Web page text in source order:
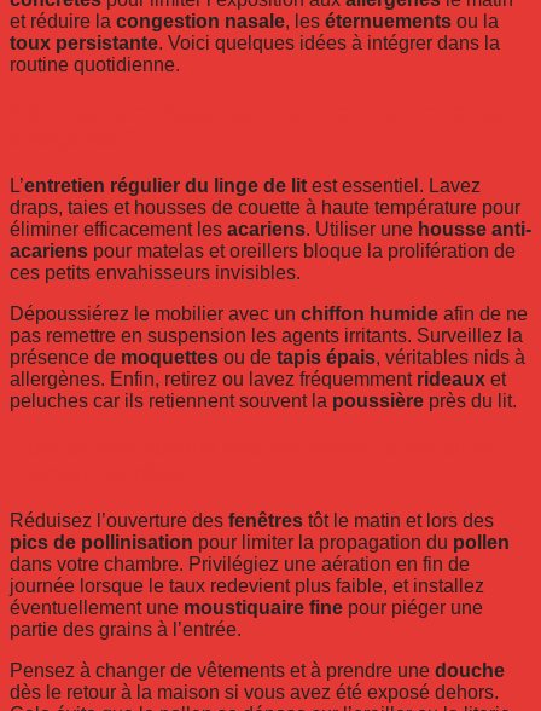
et réduire la congestion nasale, les éternuements ou la
toux persistante. Voici quelques idées à intégrer dans la
routine quotidienne.
L’entretien régulier du linge de lit est essentiel. Lavez
draps, taies et housses de couette à haute température pour
éliminer efficacement les acariens. Utiliser une housse anti-
acariens pour matelas et oreillers bloque la prolifération de
ces petits envahisseurs invisibles.
Dépoussiérez le mobilier avec un chiffon humide afin de ne
pas remettre en suspension les agents irritants. Surveillez la
présence de moquettes ou de tapis épais, véritables nids à
allergènes. Enfin, retirez ou lavez fréquemment rideaux et
peluches car ils retiennent souvent la poussière près du lit.
Réduisez l’ouverture des fenêtres tôt le matin et lors des
pics de pollinisation pour limiter la propagation du pollen
dans votre chambre. Privilégiez une aération en fin de
journée lorsque le taux redevient plus faible, et installez
éventuellement une moustiquaire fine pour piéger une
partie des grains à l’entrée.
Pensez à changer de vêtements et à prendre une douche
dès le retour à la maison si vous avez été exposé dehors.